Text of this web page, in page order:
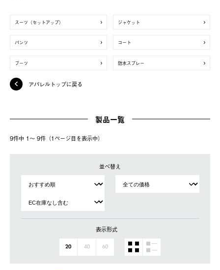
スーツ（セットアップ） ジャケット
パンツ コート
ブーツ 防水スプレー
アパレルトップに戻る
製品一覧
9件中 1〜 9件（1ページ⽬を表⽰中）
並べ替え
表示形式
20 40 60